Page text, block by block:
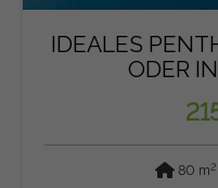
IDEALES
ODER
80 m2